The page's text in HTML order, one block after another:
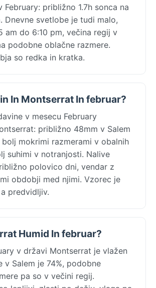
February: približno 1.7h sonca na
Dnevne svetlobe je tudi malo,
am do 6:10 pm, večina regij v
podobne oblačne razmere.
so redka in kratka.
In Montserrat In februar?
v mesecu February
približno 48mm v Salem
bolj mokrimi razmerami v obalnih
suhimi v notranjosti. Nalive
polovico dni, vendar z
obdobji med njimi. Vzorec je
predvidljiv.
Humid In februar?
v državi Montserrat je vlažen
Salem je 74%, podobne
pa so v večini regij.